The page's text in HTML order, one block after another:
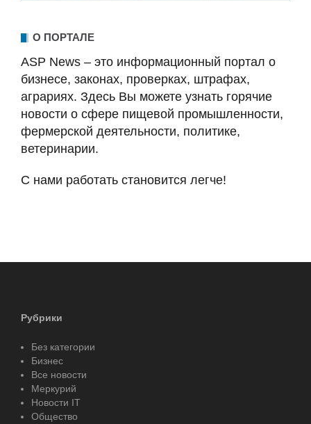
О ПОРТАЛЕ
ASP News – это информационный портал о
бизнесе, законах, проверках, штрафах,
аграриях. Здесь Вы можете узнать горячие
новости о сфере пищевой промышленности,
фермерской деятельности, политике,
ветеринарии.
С нами работать становится легче!
Рубрики
Без категории
Бизнес
Все новости
Меркурий
Новости IT
Общество